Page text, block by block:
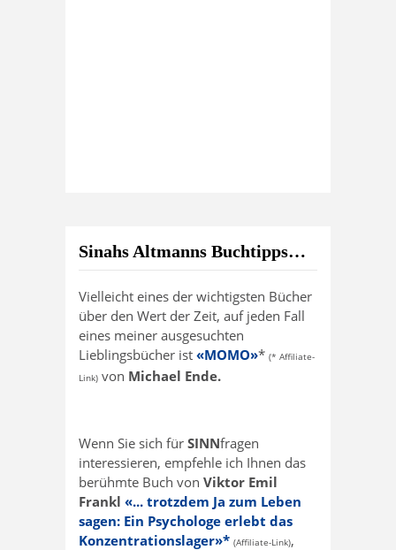
Sinahs Altmanns Buchtipps…
Vielleicht eines der wichtigsten Bücher
über den Wert der Zeit, auf jeden Fall
eines meiner ausgesuchten
Lieblingsbücher ist «MOMO»* (* Affiliate-
Link) von Michael Ende.
Wenn Sie sich für SINNfragen
interessieren, empfehle ich Ihnen das
berühmte Buch von Viktor Emil
Frankl «... trotzdem Ja zum Leben
sagen: Ein Psychologe erlebt das
Konzentrationslager»* (Affiliate-Link),